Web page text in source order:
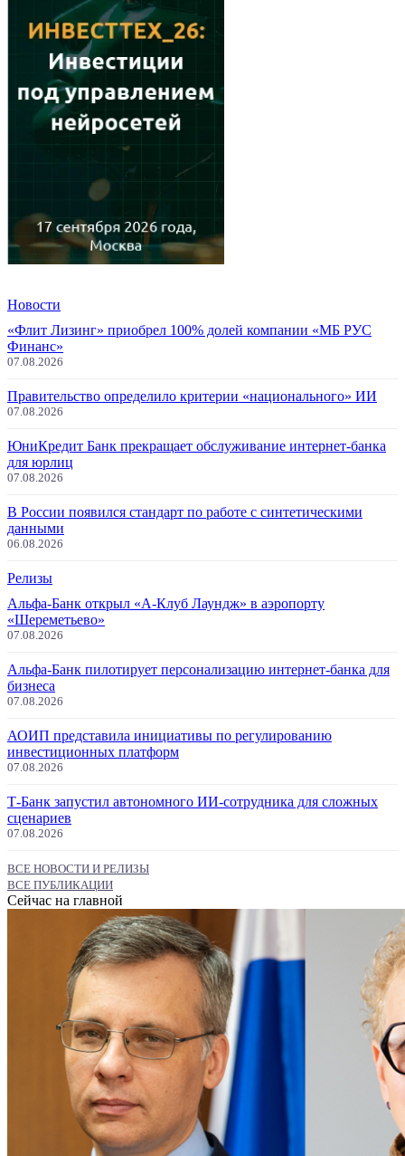
Новости
«Флит Лизинг» приобрел 100% долей компании «МБ РУС
Финанс»
07.08.2026
Правительство определило критерии «национального» ИИ
07.08.2026
ЮниКредит Банк прекращает обслуживание интернет-банка
для юрлиц
07.08.2026
В России появился стандарт по работе с синтетическими
данными
06.08.2026
Релизы
Альфа-Банк открыл «А-Клуб Лаундж» в аэропорту
«Шереметьево»
07.08.2026
Альфа-Банк пилотирует персонализацию интернет-банка для
бизнеса
07.08.2026
АОИП представила инициативы по регулированию
инвестиционных платформ
07.08.2026
Т-Банк запустил автономного ИИ-сотрудника для сложных
сценариев
07.08.2026
ВСЕ НОВОСТИ И РЕЛИЗЫ
ВСЕ ПУБЛИКАЦИИ
Сейчас на главной